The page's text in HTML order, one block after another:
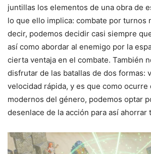
juntillas los elementos de una obra de
lo que ello implica: combate por turnos
decir, podemos decidir casi siempre
así como abordar al enemigo por la
cierta ventaja en el combate. También
disfrutar de las batallas de dos formas:
velocidad rápida, y es que como ocurre
modernos del género, podemos optar
desenlace de la acción para así ahorrar